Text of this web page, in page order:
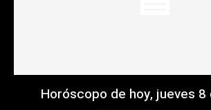
Horóscopo de hoy, jueves